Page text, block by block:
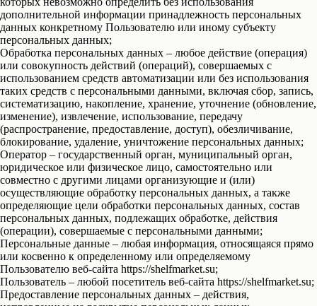
дополнительной информации принадлежность персональных
данных конкретному Пользователю или иному субъекту
персональных данных;
Обработка персональных данных – любое действие (операция)
или совокупность действий (операций), совершаемых с
использованием средств автоматизации или без использования
таких средств с персональными данными, включая сбор, запись,
систематизацию, накопление, хранение, уточнение (обновление,
изменение), извлечение, использование, передачу
(распространение, предоставление, доступ), обезличивание,
блокирование, удаление, уничтожение персональных данных;
Оператор – государственный орган, муниципальный орган,
юридическое или физическое лицо, самостоятельно или
совместно с другими лицами организующие и (или)
осуществляющие обработку персональных данных, а также
определяющие цели обработки персональных данных, состав
персональных данных, подлежащих обработке, действия
(операции), совершаемые с персональными данными;
Персональные данные – любая информация, относящаяся прямо
или косвенно к определенному или определяемому
Пользователю веб-сайта https://shelfmarket.su;
Пользователь – любой посетитель веб-сайта https://shelfmarket.su;
Предоставление персональных данных – действия,